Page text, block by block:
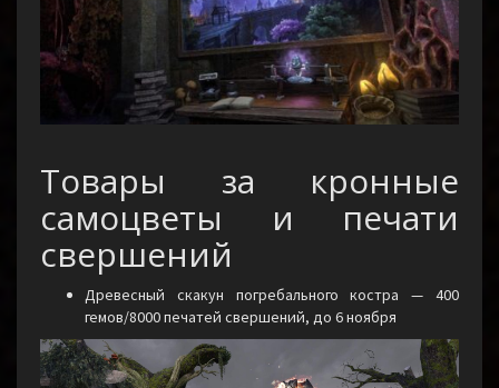
Товары за кронные
самоцветы и печати
свершений
Древесный скакун погребального костра — 400
гемов/8000 печатей свершений, до 6 ноября